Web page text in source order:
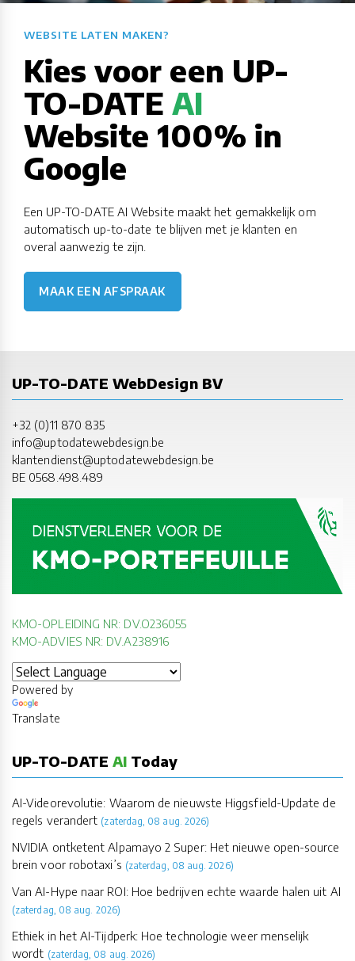
WEBSITE LATEN MAKEN?​​​​​​​​​​​​​​
Kies voor een UP-
TO-DATE AI
Website 100% in
Google
Een UP-TO-DATE AI Website maakt het gemakkelijk om
automatisch up-to-date te blijven met je klanten en
overal aanwezig te zijn.
MAAK EEN AFSPRAAK
UP-TO-DATE WebDesign BV
+32 (0)11 870 835
info@uptodatewebdesign.be
klantendienst@uptodatewebdesign.be
BE 0568.498.489
KMO-OPLEIDING NR: DV.O236055
KMO-ADVIES NR: DV.A238916
Powered by
Translate
UP-TO-DATE AI Today
AI-Videorevolutie: Waarom de nieuwste Higgsfield-Update de
regels verandert (zaterdag, 08 aug. 2026)
NVIDIA ontketent Alpamayo 2 Super: Het nieuwe open-source
brein voor robotaxi’s (zaterdag, 08 aug. 2026)
Van AI-Hype naar ROI: Hoe bedrijven echte waarde halen uit AI
(zaterdag, 08 aug. 2026)
Ethiek in het AI-Tijdperk: Hoe technologie weer menselijk
wordt (zaterdag, 08 aug. 2026)